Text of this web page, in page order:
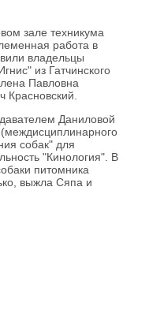
зале техникума
работа в
владельцы
из Гатчинского
Павловна
Красновский.
Даниловой
собак" для
"Кинология". В
питомника
выжла Сяпа и